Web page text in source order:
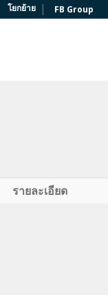
โยกย้าย | FB Group
รายละเอียด